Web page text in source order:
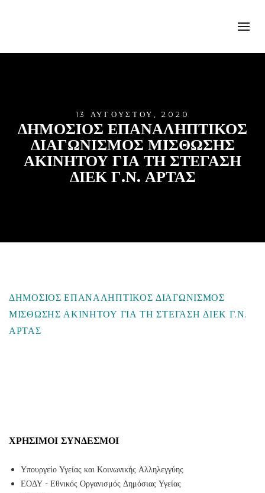
13 ΑΥΓΟΎΣΤΟΥ, 2020
ΔΗΜΟΣΙΟΣ ΕΠΑΝΑΛΗΠΤΙΚΟΣ
ΔΙΑΓΩΝΙΣΜΟΣ ΜΙΣΘΩΣΗΣ
ΑΚΙΝΗΤΟΥ ΓΙΑ ΤΗ ΣΤΕΓΑΣΗ
ΔΙΕΚ Γ.Ν. ΑΡΤΑΣ
ΔΗΜΟΣΙΟΣ ΕΠΑΝΑΛΗΠΤΙΚΟΣ ΔΙΑΓΩΝΙΣΜΟΣ
ΜΙΣΘΩΣΗΣ ΑΚΙΝΗΤΟΥ ΓΙΑ ΤΗ ΣΤΕΓΑΣΗ ΔΙΕΚ Γ.Ν.
ΑΡΤΑΣ
ΧΡΉΣΙΜΟΙ ΣΎΝΔΕΣΜΟΙ
Υπουργείο Υγείας και Κοινωνικής Αλληλεγγύης
ΕΟΔΥ - Εθνικός Οργανισμός Δημόσιας Υγείας